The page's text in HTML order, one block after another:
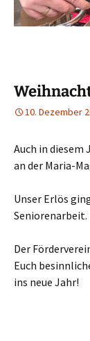
10. Dezember
Auch in diesem
an der Maria-
Unser Erlös
Seniorenarbeit.
Der
Euch
ins neue Jahr!